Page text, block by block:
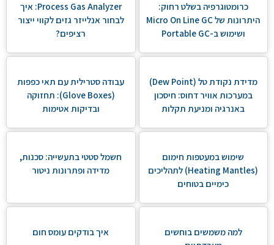
כרומטוגרפיה בשלט רחוק:
היתרונות של Micro On Line GC
ושימוש ב-Portable GC
Process Gas Analyzer: איך
לבחור אנלייזר גזים לקווי ייצור
רציפים?
מדידת נקודת טל (Dew Point)
במערכות אוויר דחוס: חיסכון
באנרגיה ומניעת תקלות
עבודה סטרילית עם תאי כפפות
(Glove Boxes): תחזוקה
ובדיקות אטימות
שימוש במעטפות חימום
(Heating Mantles) לתהליכים
כימיים בטוחים
חשמל סטטי בתעשייה: סכנות,
מדידה ופתרונות ניטור
למה משמשים בוחשים
איך בודקים עומס חום